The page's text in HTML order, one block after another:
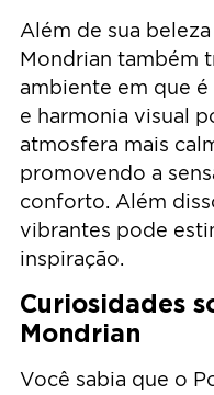
Além de sua
Mondrian também
ambiente em que
e harmonia visual
atmosfera mais
promovendo a
conforto. Além
vibrantes pode
inspiração.
Curiosidades
Mondrian
Você sabia que o